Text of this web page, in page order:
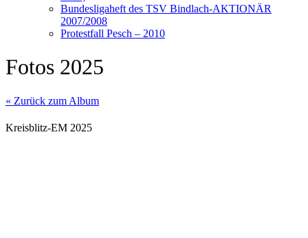
Bundesligaheft des TSV Bindlach-AKTIONÄR
2007/2008
Protestfall Pesch – 2010
Fotos 2025
« Zurück zum Album
Kreisblitz-EM 2025